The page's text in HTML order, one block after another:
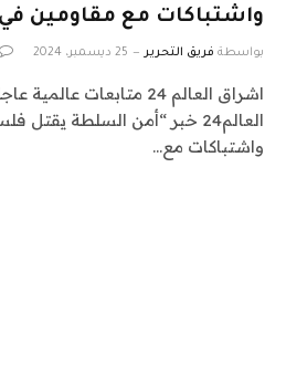
واشتباكات مع مقاومين
بواسطة فريق التحرير 25 ديسمبر، 2024
اشراق العالم 24 متابعات
العالم24 خبر “أمن السلطة
واشتباكات مع…